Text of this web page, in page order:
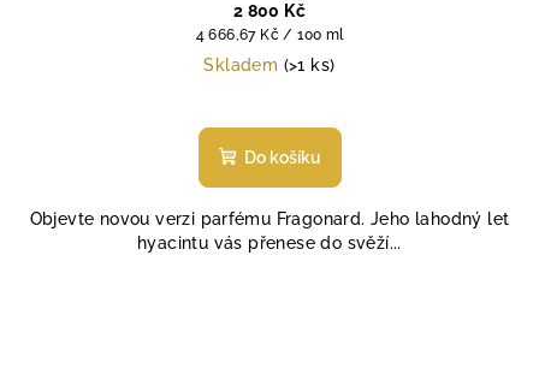
2 800 Kč
Měrná
cena:
4 666,67 Kč / 100 ml
Skladem (>1 ks)
Do košíku
Objevte novou verzi parfému Fragonard. Jeho lahodný let
hyacintu vás přenese do svěží...